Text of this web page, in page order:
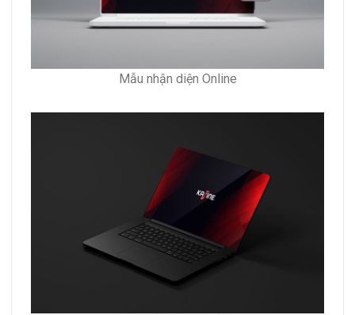
Mẫu nhận diện Online